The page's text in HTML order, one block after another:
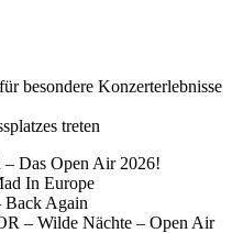
besondere Konzerterlebnisse
treten
Das Open Air 2026!
In Europe
Again
– Wilde Nächte – Open Air